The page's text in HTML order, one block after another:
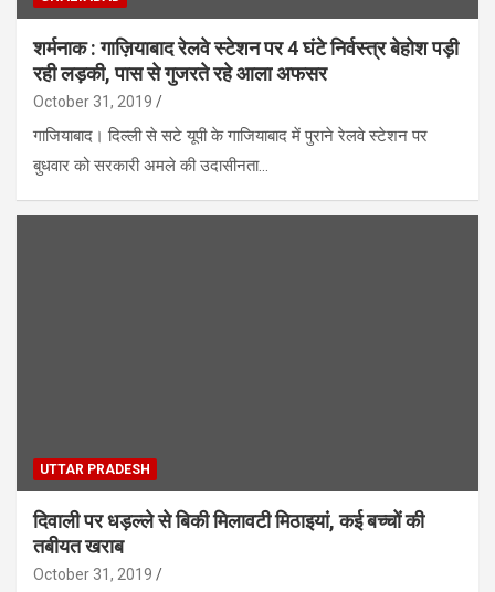
शर्मनाक : गाज़ियाबाद रेलवे स्टेशन पर 4 घंटे निर्वस्त्र बेहोश पड़ी
रही लड़की, पास से गुजरते रहे आला अफसर
October 31, 2019
गाजियाबाद। दिल्ली से सटे यूपी के गाजियाबाद में पुराने रेलवे स्टेशन पर
बुधवार को सरकारी अमले की उदासीनता…
UTTAR PRADESH
दिवाली पर धड़ल्ले से बिकी मिलावटी मिठाइयां, कई बच्चों की
तबीयत खराब
October 31, 2019